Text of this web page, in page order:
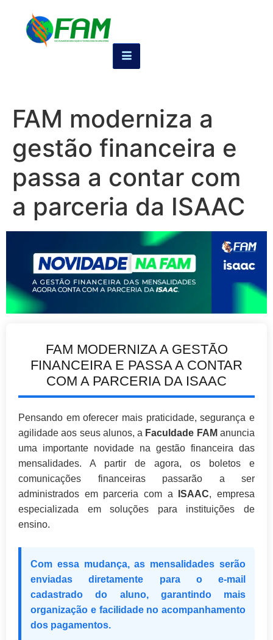
FAM moderniza a
gestão financeira e
passa a contar com
a parceria da ISAAC
FAM MODERNIZA A GESTÃO
FINANCEIRA E PASSA A CONTAR
COM A PARCERIA DA ISAAC
Pensando em oferecer mais praticidade, segurança e
agilidade aos seus alunos, a Faculdade FAM anuncia
uma importante novidade na gestão financeira das
mensalidades. A partir de agora, os boletos e
comunicações financeiras passarão a ser
administrados em parceria com a
ISAAC, empresa
especializada em soluções para instituições de
ensino.
Com essa mudança, as mensalidades serão
enviadas diretamente para o e-mail
cadastrado do aluno, garantindo mais
organização e facilidade no acompanhamento
dos pagamentos.